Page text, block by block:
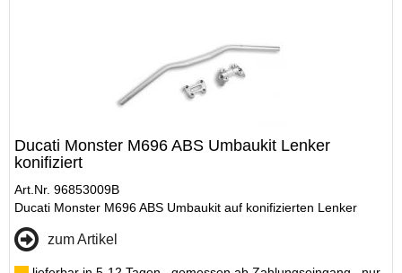
Ducati Monster M696 ABS Umbaukit Lenker
konifiziert
Art.Nr. 96853009B
Ducati Monster M696 ABS Umbaukit auf konifizierten Lenker
zum Artikel